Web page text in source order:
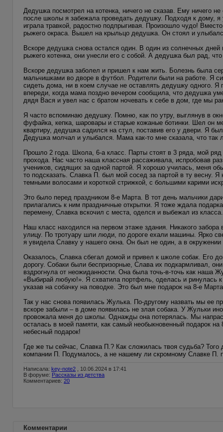
Дедушка посмотрел на котенка, ничего не сказав. Ему ничего
после школы я забежала проведать дедушку. Подходя к дому,
играла травкой, радостно подпрыгивая. Произошло чудо!
рыжего окраса. Вышел на крыльцо дедушка. Он стоял и
Вскоре дедушка снова остался один. В один из солнечных
рыжего котенка, они унесли его с собой. А дедушка был рад,
Вскоре дедушка заболел и пришел к нам жить. Болезнь была
мальчишками во дворе в футбол. Родители были на работе. Я
сидеть дома, ни в коем случае не оставлять дедушку одного.
впереди, когда мама поздно вечером сообщила, что дедушка
дядя Вася и увел нас с братом ночевать к себе в дом, где мы
Я часто вспоминаю дедушку. Помню, как по утру, выглянув в
фуфайка, кепка, шаровары и старые кожаные ботинки. Шел он
квартиру, дедушка садился на стул, поставив его у двери. Я
Дедушка молчал и улыбался. Мама как-то мне сказала, что так
Прошло 2 года. Школа, 6-а класс. Парты стоят в 3 ряда, мой
прохода. Нас часто наша классная рассаживала, испробовав
учеников, сидящих за одной партой. Я хорошо училась, меня
то подсказать. Славка П. был мой сосед за партой в ту весну.
темными волосами и короткой стрижкой, с большими карими
Это было перед праздником 8-е Марта. В тот день мальчики
прилагались к ним праздничные открытки. Я тоже ждала
перемену, Славка вскочил с места, оделся и выбежал из
Наш класс находился на первом этаже здания. Никакого
улицу. По тротуару шли люди, по дороге ехали машины. Ярко
я увидела Славку у нашего окна. Он был не один, а в
Оказалось, Славка сбегал домой и привел к школе собак. Его
дорогу. Собаки были беспризорные, Слава их подкармливал,
вздрогнула от неожиданности. Она была точь-в-точь как наша
«Выбирай любую!». Я схватила портфель, оделась и ринулась
указав на собачку на поводке. Это был мне подарок на 8-е
Так у нас снова появилась Жулька. По-другому назвать мы ее
вскоре забыли – в доме появилась не злая собака. У Жульки
провожала меня до школы. Однажды она потерялась. Мы
осталась в моей памяти, как самый необыкновенный подарок
небесный подарок!
Где же ты сейчас, Славка П.? Как сложилась твоя судьба?
компании П. Подумалось, а не нашему ли скромному Славке П.
Написала: key-note2 , 10.06.2024 в 17:41
В форуме: Рассказы из детства
Комментариев: 20
Комментарии